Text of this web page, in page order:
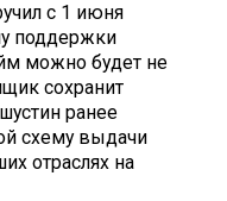
с 1 июня
поддержки
можно будет не
сохранит
ранее
схему выдачи
отраслях на